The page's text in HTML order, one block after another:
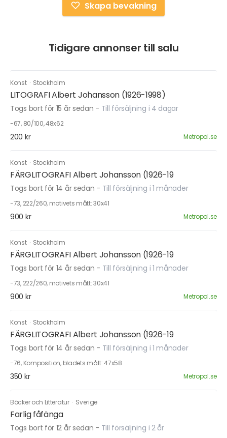
Skapa bevakning
Tidigare annonser till salu
Konst · Stockholm
LITOGRAFI Albert Johansson (1926-1998)
Togs bort för 15 år sedan - Till försäljning i 4 dagar
-67, 80/100, 48x62
200 kr Metropol.se
Konst · Stockholm
FÄRGLITOGRAFI Albert Johansson (1926-19
Togs bort för 14 år sedan - Till försäljning i 1 månader
-73, 222/260, motivets mått: 30x41
900 kr Metropol.se
Konst · Stockholm
FÄRGLITOGRAFI Albert Johansson (1926-19
Togs bort för 14 år sedan - Till försäljning i 1 månader
-73, 222/260, motivets mått: 30x41
900 kr Metropol.se
Konst · Stockholm
FÄRGLITOGRAFI Albert Johansson (1926-19
Togs bort för 14 år sedan - Till försäljning i 1 månader
-76, Komposition, bladets mått: 47x58
350 kr Metropol.se
Böcker och Litteratur · Sverige
Farlig fåfänga
Togs bort för 12 år sedan - Till försäljning i 2 år